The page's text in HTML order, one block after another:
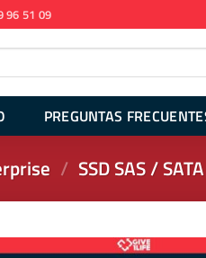
96 51 09
PREGUNTAS
/ SSD SAS / SATA